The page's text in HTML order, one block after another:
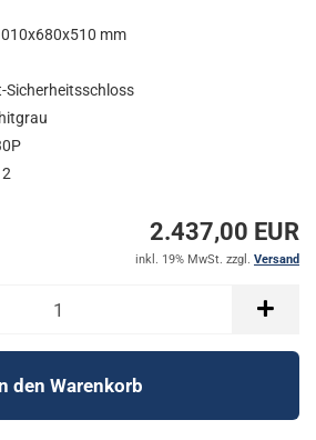
mm
Sicherheitsschloss
2.437,00 EUR
inkl. 19% MwSt. zzgl. Versand
den Warenkorb